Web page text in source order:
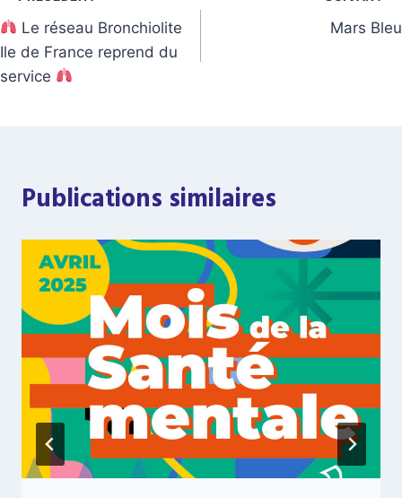
de
l’article
Le réseau Bronchiolite
Ile de France reprend du
service
Mars Bleu
Publications similaires